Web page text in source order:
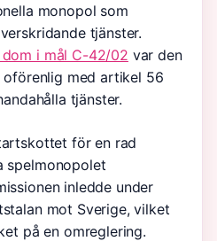
monopol som
tjänster.
i mål C-42/02 var den
med artikel 56
tjänster.
för en rad
spelmonopolet
inledde under
mot Sverige, vilket
på en omreglering.